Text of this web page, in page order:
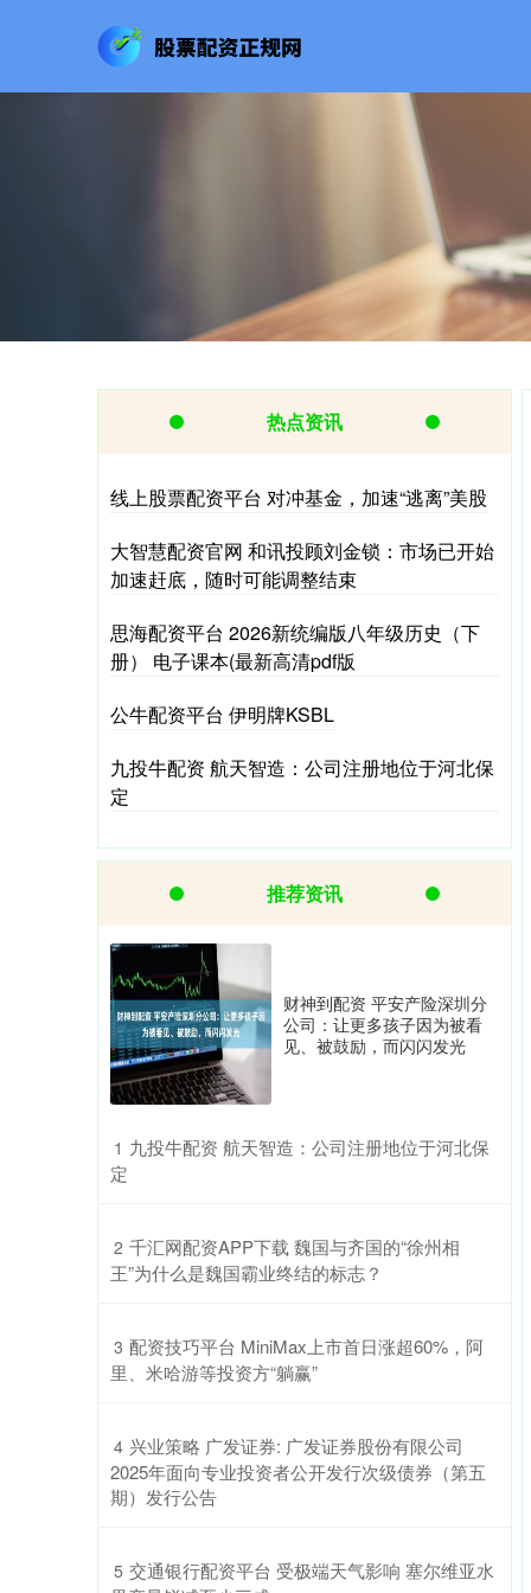
热点资讯
线上股票配资平台 对冲基金，加速“逃离”美股
大智慧配资官网 和讯投顾刘金锁：市场已开始
加速赶底，随时可能调整结束
思海配资平台 2026新统编版八年级历史（下
册） 电子课本(最新高清pdf版
公牛配资平台 伊明牌KSBL
九投牛配资 航天智造：公司注册地位于河北保
定
推荐资讯
财神到配资 平安产险深圳分
公司：让更多孩子因为被看
见、被鼓励，而闪闪发光
1 ​九投牛配资 航天智造：公司注册地位于河北保
定
2 ​千汇网配资APP下载 魏国与齐国的“徐州相
王”为什么是魏国霸业终结的标志？
3 ​配资技巧平台 MiniMax上市首日涨超60%，阿
里、米哈游等投资方“躺赢”
4 ​兴业策略 广发证券: 广发证券股份有限公司
2025年面向专业投资者公开发行次级债券（第五
期）发行公告
5 ​交通银行配资平台 受极端天气影响 塞尔维亚水